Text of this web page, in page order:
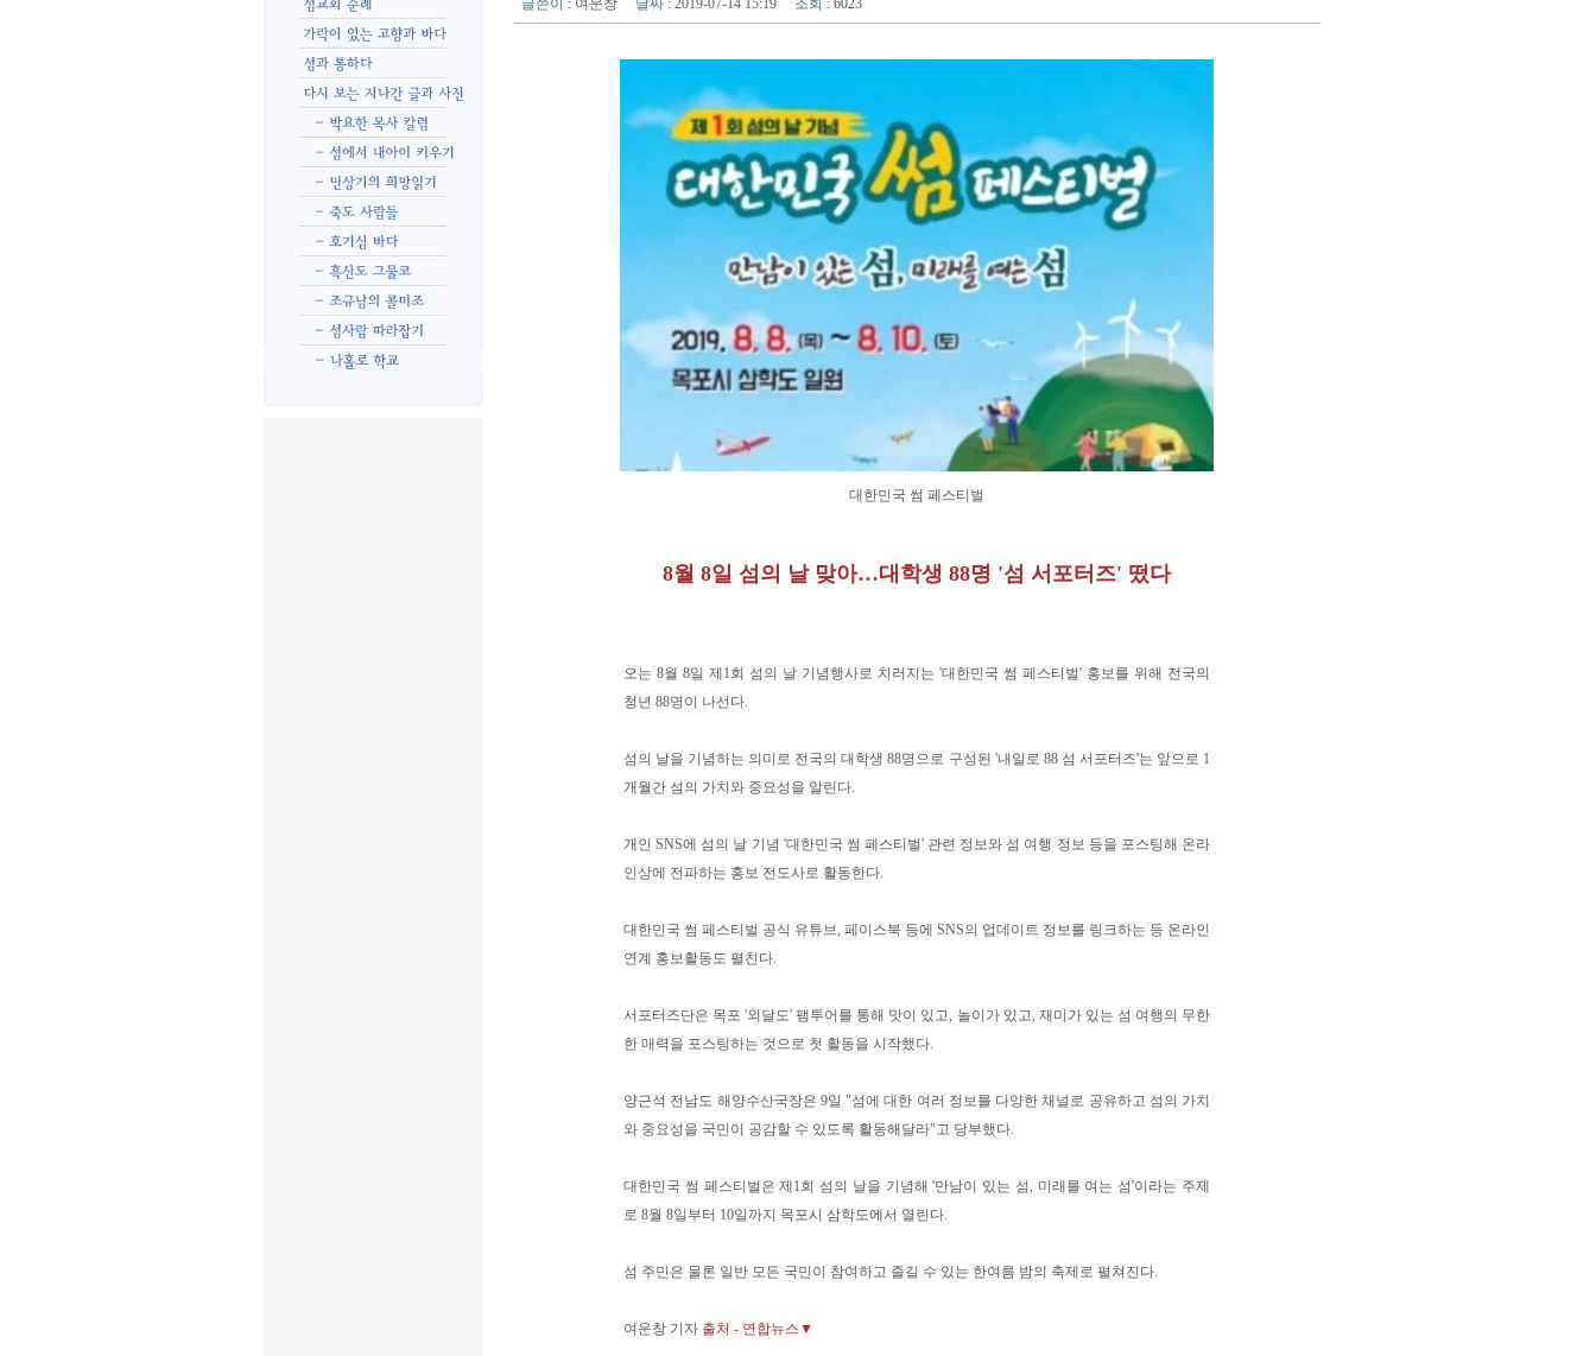
글쓴이 : 여운창 날짜: 2019-07-14 15:19 조회 : 6023
대한민국 썸 페스티벌
8월 8일 섬의 날 맞아…대학생 88명 '섬 서포터즈' 떴다
오는 8월 8일 제1회 섬의 날 기념행사로 치러지는 '대한민국 썸 페스티벌' 홍보를 위해 전국의
청년 88명이 나선다.
섬의 날을 기념하는 의미로 전국의 대학생 88명으로 구성된 '내일로 88 섬 서포터즈'는 앞으로 1
개월간 섬의 가치와 중요성을 알린다.
개인 SNS에 섬의 날 기념 '대한민국 썸 페스티벌' 관련 정보와 섬 여행 정보 등을 포스팅해 온라
인상에 전파하는 홍보 전도사로 활동한다.
대한민국 썸 페스티벌 공식 유튜브, 페이스북 등에 SNS의 업데이트 정보를 링크하는 등 온라인
연계 홍보활동도 펼친다.
서포터즈단은 목포 '외달도' 팸투어를 통해 맛이 있고, 놀이가 있고, 재미가 있는 섬 여행의 무한
한 매력을 포스팅하는 것으로 첫 활동을 시작했다.
양근석 전남도 해양수산국장은 9일 "섬에 대한 여러 정보를 다양한 채널로 공유하고 섬의 가치
와 중요성을 국민이 공감할 수 있도록 활동해달라"고 당부했다.
대한민국 썸 페스티벌은 제1회 섬의 날을 기념해 '만남이 있는 섬, 미래를 여는 섬'이라는 주제
로 8월 8일부터 10일까지 목포시 삼학도에서 열린다.
섬 주민은 물론 일반 모든 국민이 참여하고 즐길 수 있는 한여름 밤의 축제로 펼쳐진다.
여운창 기자 출처 - 연합뉴스▼